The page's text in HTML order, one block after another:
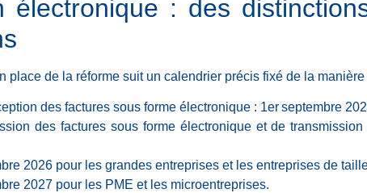
électronique : des
place de la réforme suit un calendrier précis fixé de la
des factures sous forme électronique : 1er septembre
des factures sous forme électronique et de
2026 pour les grandes entreprises et les entreprises de
2027 pour les PME et les microentreprises.